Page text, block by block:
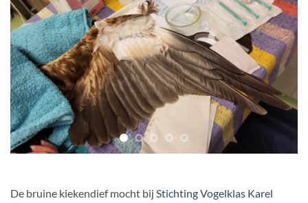
De bruine kiekendief mocht bij Stichting Vogelklas Karel